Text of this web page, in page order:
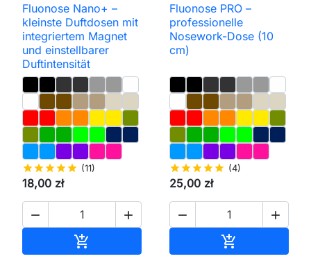
Fluonose Nano+ –
kleinste Duftdosen mit
integriertem Magnet
und einstellbarer
Duftintensität
starstarstarstarstar (11)
18,00 zł
 

Fluonose PRO –
professionelle
Nosework-Dose (10
cm)
starstarstarstarstar (4)
25,00 zł
 
